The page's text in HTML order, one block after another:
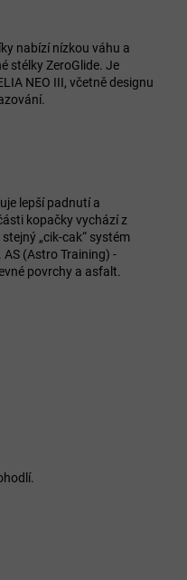
nabízí nízkou váhu a
stélky ZeroGlide. Je
NEO III, včetně designu
lepší padnutí a
kopačky vychází z
„cik-cak“ systém
AS (Astro Training) -
povrchy a asfalt.